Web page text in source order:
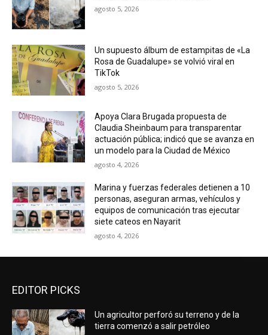
agosto 5, 2026
Un supuesto álbum de estampitas de «La
Rosa de Guadalupe» se volvió viral en
TikTok
agosto 5, 2026
Apoya Clara Brugada propuesta de
Claudia Sheinbaum para transparentar
actuación pública; indicó que se avanza en
un modelo para la Ciudad de México
agosto 4, 2026
Marina y fuerzas federales detienen a 10
personas, aseguran armas, vehículos y
equipos de comunicación tras ejecutar
siete cateos en Nayarit
agosto 4, 2026
EDITOR PICKS
Un agricultor perforó su terreno y de la
tierra comenzó a salir petróleo